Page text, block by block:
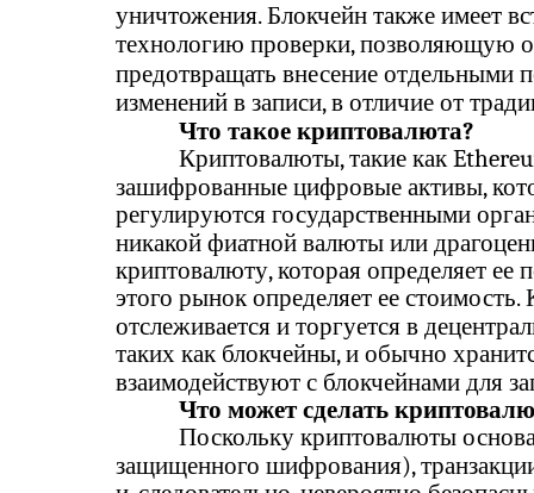
уничтожения. Блокчейн также имеет
технологию проверки, позволяющую
предотвращать внесение отдельными
изменений в записи, в отличие от
Что такое криптовалюта?
Криптовалюты, такие как
зашифрованные цифровые активы,
регулируются государственными
никакой фиатной валюты или
криптовалюту, которая определяет
этого рынок определяет ее
отслеживается и торгуется в
таких как блокчейны, и обычно
взаимодействуют с блокчейнами для
Что может сделать
Поскольку криптовалюты
защищенного шифрования),